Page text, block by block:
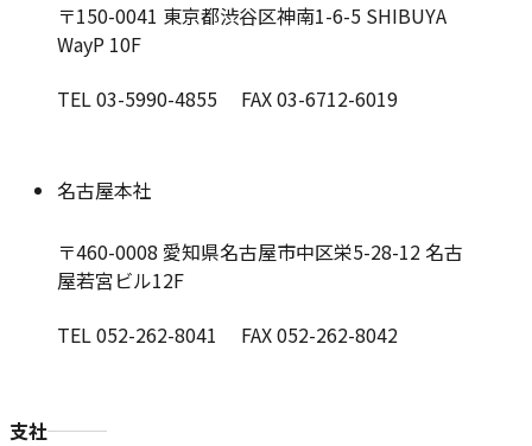
〒150-0041 東京都渋谷区神南1-6-5 SHIBUYA
WayP 10F
TEL 03-5990-4855 FAX 03-6712-6019
名古屋本社
〒460-0008 愛知県名古屋市中区栄5-28-12 名古
屋若宮ビル12F
TEL 052-262-8041 FAX 052-262-8042
支社